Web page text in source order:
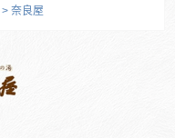
> 奈良屋